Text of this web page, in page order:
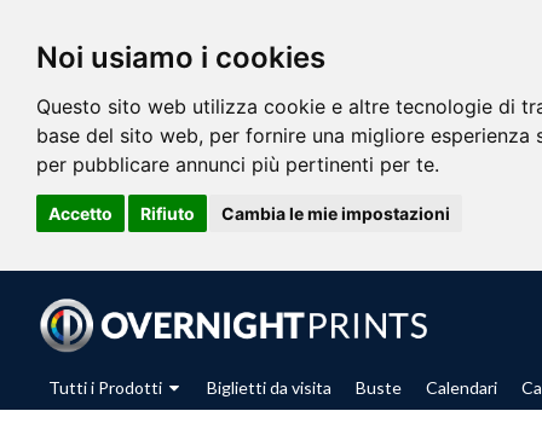
Noi usiamo i cookies
Questo sito web utilizza cookie e altre tecnologie di
base del sito web, per fornire una migliore esperienza
per pubblicare annunci più pertinenti per te.
Accetto Rifiuto Cambia le mie impostazioni
Tutti i Prodotti Biglietti da visita Buste Calendari